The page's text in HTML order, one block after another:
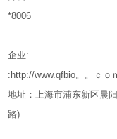
*8006
企业:
:http://www.qfbio。。ｃｏ
地址：上海市浦东新区晨
路)